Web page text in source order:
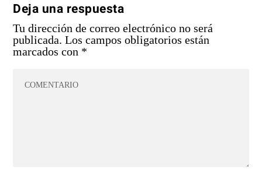
Deja una respuesta
Tu dirección de correo electrónico no será
publicada. Los campos obligatorios están
marcados con *